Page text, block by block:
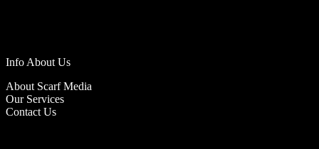
Info About Us
About Scarf Media
Our Services
Contact Us